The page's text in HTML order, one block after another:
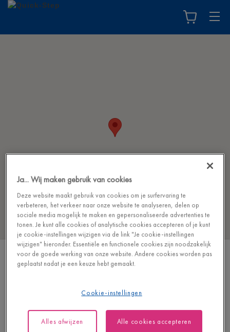
MULTIBOIS POUCET SA
ZI DE BAILEUX 9
BELGIË
T +32 60212661
https://www.multibois.be/
Ja... Wij maken gebruik van cookies
Deze website maakt gebruik van cookies om je surfervaring te
verbeteren, het verkeer naar onze website te analyseren, delen op
sociale media mogelijk te maken en gepersonaliseerde advertenties te
tonen. Je kunt alle cookies of analytische cookies accepteren of je kunt
je cookie-instellingen wijzigen via de link "Je cookie-instellingen
wijzigen" hieronder. Essentiële en functionele cookies zijn noodzakelijk
voor de goede werking van onze website. Andere cookies worden pas
geplaatst nadat je een keuze hebt gemaakt.
Cookie-instellingen
Alles afwijzen Alle cookies accepteren